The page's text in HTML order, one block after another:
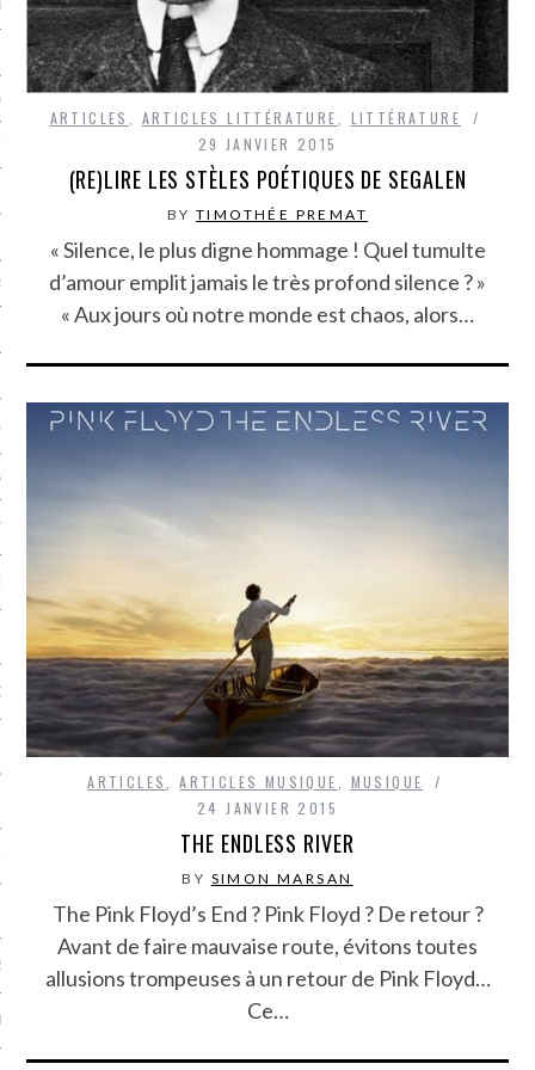
BONHEUR
GUERRE
EN VOD
ARTICLES ARTICLES LITTÉRATURE
LITTÉRATURE
29 JANVIER 2015
(RE)LIRE LES STÈLES POÉTIQUES DE SEGALEN
BYTIMOTHÉE PREMAT
« Silence, le plus digne hommage ! Quel tumulte
d’amour emplit jamais le très profond silence ? »
« Aux jours où notre monde est chaos, alors…
ARTICLES ,ARTICLES MUSIQUE
MUSIQUE
24 JANVIER 2015
THE ENDLESS RIVER
BY SIMON MARSAN
The Pink Floyd’s End ? Pink Floyd ? De retour ?
Avant de faire mauvaise route, évitons toutes
allusions trompeuses à un retour de Pink Floyd…
Ce…